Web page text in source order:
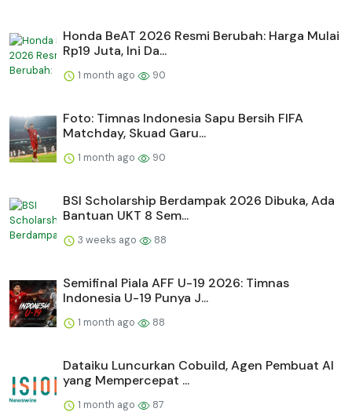
Honda BeAT 2026 Resmi Berubah: Harga Mulai
Rp19 Juta, Ini Da...
1 month ago 90
Foto: Timnas Indonesia Sapu Bersih FIFA
Matchday, Skuad Garu...
1 month ago 90
BSI Scholarship Berdampak 2026 Dibuka, Ada
Bantuan UKT 8 Sem...
3 weeks ago 88
Semifinal Piala AFF U-19 2026: Timnas
Indonesia U-19 Punya J...
1 month ago 88
Dataiku Luncurkan Cobuild, Agen Pembuat AI
yang Mempercepat ...
1 month ago 87